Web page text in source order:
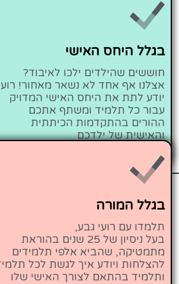
בגלל היחס האישי
חוששים שהילדים ילכו לאיבוד?
אצלנו אף אחד לא נשאר מאחור!
יודע לתת את היחס האישי המדויק
עבור כל תלמיד ומשתף אתכם
ההורים בהתקדמות הכיתתית
והאישית של ילדכם
בגלל המורה
תלמדו עם רועי גבע,
בעל ניסיון של 25 שנים בהוראת
מתמטיקה, שהביא אלפי תלמידים
להצלחות ויודע איך לגשת לכל
ותלמיד בהתאם לצורך האישי שלו